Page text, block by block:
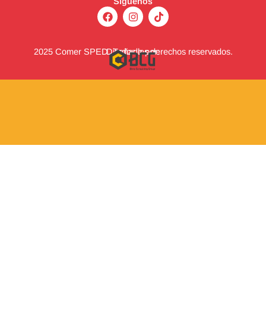
F
a
c
b
o
o
k
I
n
s
a
g
r
a
T
i
k
o
2025 Comer SPED. Todos los derechos reservados.
Diseñado por: